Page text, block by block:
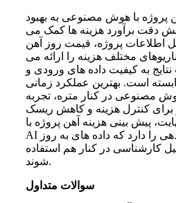
پروژه با هوش مصنوعی به بهبود
دقت برآورد هزینه ها کمک می
اطلاعات پروژه، قیمت روز آهن
مختلف هزینه را ارائه می
به کیفیت داده های ورودی و
است. بهترین عملکرد زمانی
مصنوعی در کنار متره، تجربه
برای کنترل هزینه و کاهش ریسک
پیش‌ بینی هزینه آهن پروژه با
AI زمانی بیشترین بازدهی را دارد که داده های به روز
کارشناسی در کنار هم استفاده
شوند.
سوالات متداول